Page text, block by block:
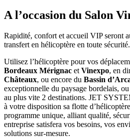
A l’occasion du Salon
Rapidité, confort et accueil VIP seront
transfert en hélicoptère en toute sécurité.
Utilisez l’hélicoptère pour vos
Bordeaux Mérignac etVinexpo, en
Châteaux, ou encore du Bassin
exceptionnelle du paysage bordelais,
au plus vite 2 destinations. JET
à votre disposition sa flotte
programme unique, alliant qualité,
entreprise satisfera vos besoins, vos
solutions sur-mesure.